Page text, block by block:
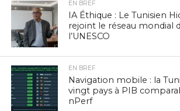
EN BREF
IA Éthique : Le Tunisien
rejoint le réseau mondial
l’UNESCO
EN BREF
Navigation mobile : la
vingt pays à PIB
nPerf